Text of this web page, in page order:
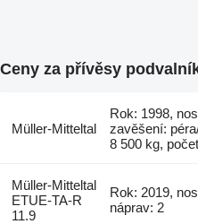
Ceny za přívěsy
Müller-Mitteltal
Rok: 1998,
zavěšení:
8 500 kg,
Müller-Mitteltal
ETUE-TA-R
11.9
Rok: 2019,
náprav: 2